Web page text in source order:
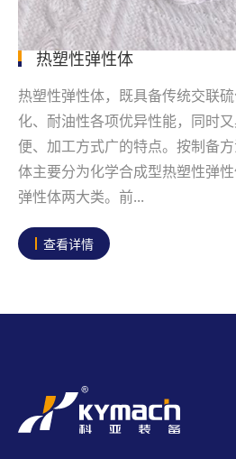
热塑性弹性体
热塑性弹性体，既具备传统交联
化、耐油性各项优异性能，同时
便、加工方式广的特点。按制备
体主要分为化学合成型热塑性弹
弹性体两大类。前...
查看详情